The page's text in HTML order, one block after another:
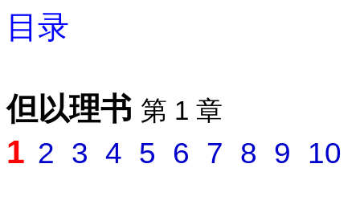
目录
但以理书 第 1 章
1 2 3 4 5 6 7 8 9 10